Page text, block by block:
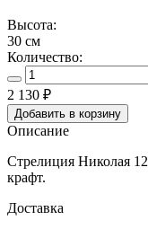
Высота:
30 см
Количество:
2 130 ₽
Добавить в корзину
Описание
Стрелиция Николая
крафт.
Доставка